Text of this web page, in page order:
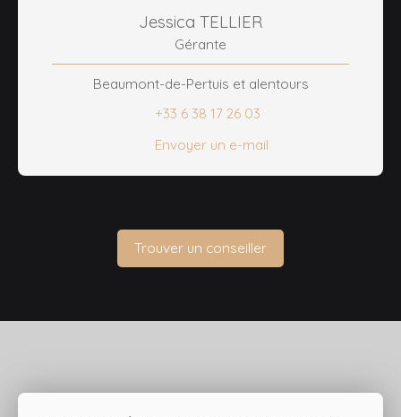
Jessica TELLIER
Gérante
Beaumont-de-Pertuis et alentours
+33 6 38 17 26 03
Envoyer un e-mail
Trouver un conseiller